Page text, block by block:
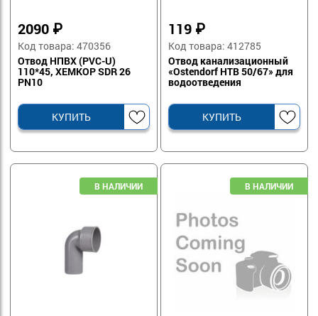
2090 ₽
Код товара: 470356
Отвод НПВХ (PVC-U)
110*45, ХЕМКОР SDR 26
PN10
КУПИТЬ
119 ₽
Код товара: 412785
Отвод канализационный
«Ostendorf HTB 50/67» для
водоотведения
КУПИТЬ